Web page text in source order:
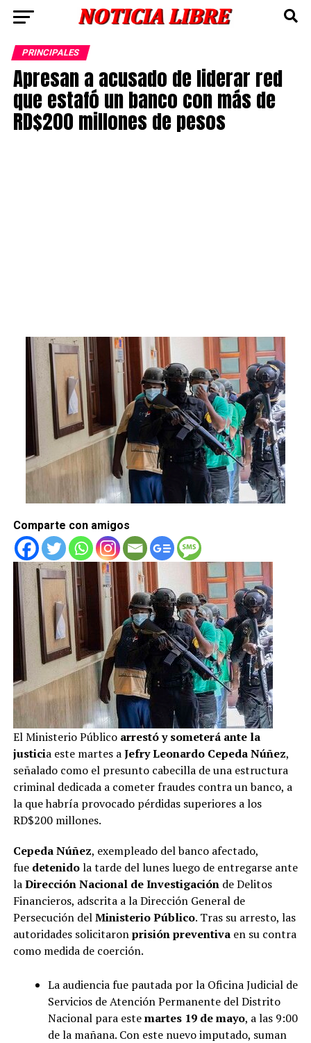
PRINCIPALES
Apresan a acusado de liderar red
que estafó un banco con más de
RD$200 millones de pesos
Comparte con amigos
El Ministerio Público arrestóy someterá ante la
justicia este martes aJefry Leonardo Cepeda Núñez,
señalado como el presunto cabecilla de una estructura
criminal dedicada a cometer fraudes contra un banco, a
la que habría provocado pérdidas superiores a los
RD$200 millones.
Cepeda Núñez, exempleado del banco afectado,
fue detenidola tarde del lunes luego de entregarse ante
laDirección Nacional de Investigaciónde Delitos
Financieros, adscrita a la Dirección General de
Persecución delMinisterio Público. Tras su arresto, las
autoridades solicitaronprisión preventivaen su contra
como medida de coerción.
La audiencia fue pautada por la Oficina Judicial de
Servicios de Atención Permanente del Distrito
Nacional para estemartes 19 de mayo, a las 9:00
de la mañana. Con este nuevo imputado, suman